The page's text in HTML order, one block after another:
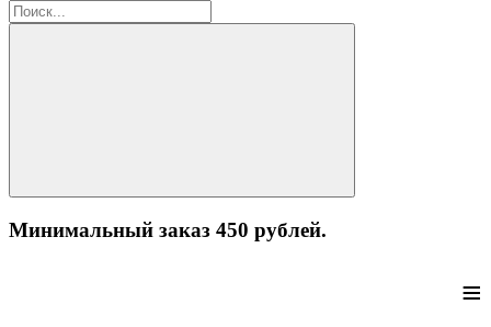
Минимальный заказ 450 рублей.
≡